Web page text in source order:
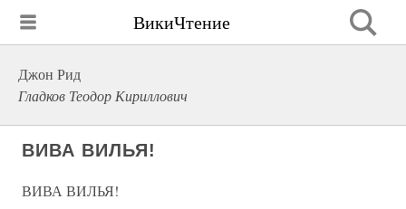
ВикиЧтение
Джон Рид
Гладков Теодор Кириллович
ВИВА ВИЛЬЯ!
ВИВА ВИЛЬЯ!